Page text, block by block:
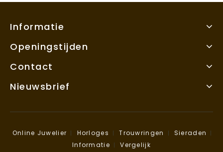
Informatie
Openingstijden
Contact
Nieuwsbrief
Online Juwelier Horloges Trouwringen
Sieraden
Informatie
Vergelijk